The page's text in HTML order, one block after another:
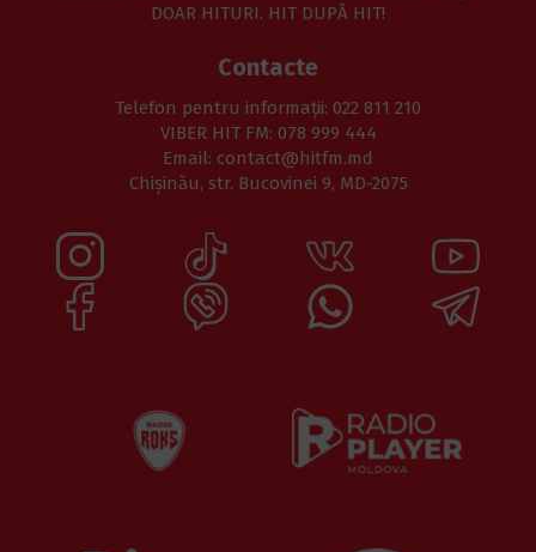
DOAR HITURI. HIT DUPĂ HIT!
Contacte
Telefon pentru informaţii: 022 811 210
VIBER HIT FM: 078 999 444
Email: contact@hitfm.md
Chișinău, str. Bucovinei 9, MD-2075